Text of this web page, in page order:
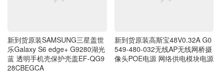
新到货原装SAMSUNG三星盖世
乐Galaxy S6 edge+ G9280湖光
蓝 透明手机壳保护壳盖EF-QG9
28CBEGCA
新到货原装高斯宝48V0.32A G0
549-480-032无线AP无线网桥摄
像头POE电源 网络供电模块电源